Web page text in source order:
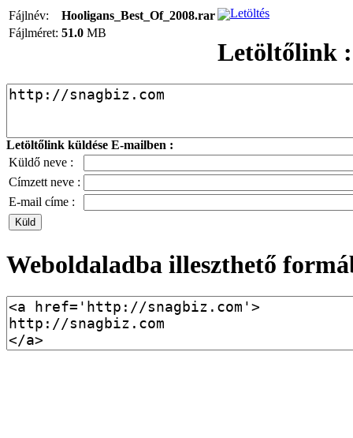
Fájlnév:
Hooligans_Best_Of_2008.rar
Fájlméret: 51.0 MB
Letöltés
Letöltőlink :
Letöltőlink küldése E-mailben :
Küldő neve :
Címzett neve :
E-mail címe :
Weboldaladba illeszthető